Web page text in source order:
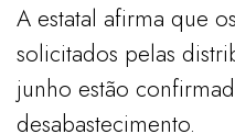
A estatal afirma que
solicitados pelas
junho estão
desabastecimento.